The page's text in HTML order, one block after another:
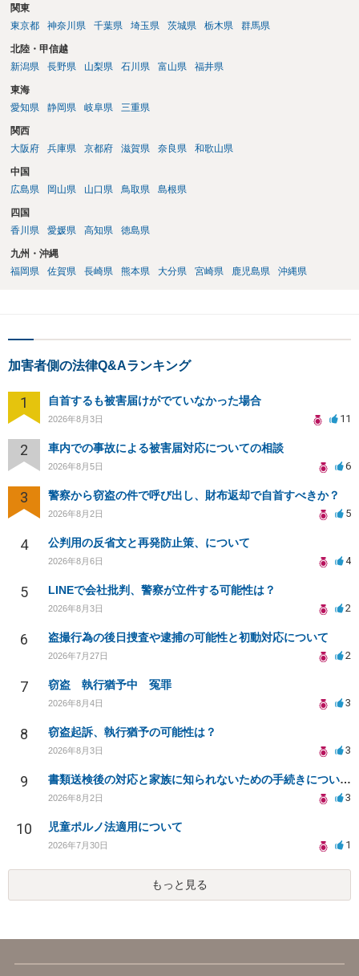
関東
東京都
神奈川県 千葉県 埼玉県 茨城県 栃木県 群馬県
北陸・甲信越
新潟県
長野県 山梨県 石川県 富山県 福井県
東海
愛知県
静岡県 岐阜県 三重県
関西
大阪府
兵庫県 京都府 滋賀県 奈良県 和歌山県
中国
広島県
岡山県 山口県 鳥取県 島根県
四国
香川県
愛媛県 高知県 徳島県
九州・沖縄
福岡県
佐賀県 長崎県 熊本県 大分県 宮崎県 鹿児島県 沖縄県
加害者側の法律Q&Aランキング
1 自首するも被害届けがでていなかった場合
2026年8月3日 11
2 車内での事故による被害届対応についての相談
2026年8月5日 6
3 警察から窃盗の件で呼び出し、財布返却で自首すべきか？
2026年8月2日 5
4 公判用の反省文と再発防止策、について
2026年8月6日 4
5 LINEで会社批判、警察が立件する可能性は？
2026年8月3日 2
6 盗撮行為の後日捜査や逮捕の可能性と初動対応について
2026年7月27日 2
7 窃盗 執行猶予中 冤罪
2026年8月4日 3
8 窃盗起訴、執行猶予の可能性は？
2026年8月3日 3
9 書類送検後の対応と家族に知られないための手続きについて相談
2026年8月2日 3
10 児童ポルノ法適用について
2026年7月30日 1
もっと見る